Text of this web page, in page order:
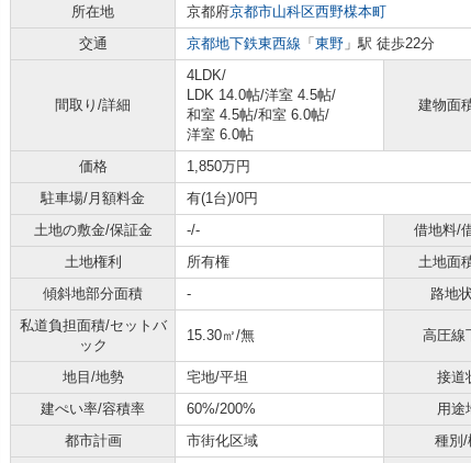
所在地 京都府京都市山科区西野楳本町
交通
京都地下鉄東西線 「 東野 」駅 徒歩22分
間取り/詳細
4LDK/
LDK 14.0帖/洋室 4.5帖/
和室 4.5帖/和室 6.0帖/
洋室 6.0帖
建物面
価格
1,850万円
駐車場/月額料金
有(1台)/0円
土地の敷金/保証金
-/- 借地料/
土地権利
所有権 土地面
傾斜地部分面積
- 路地
私道負担面積/セットバ
ック
15.30㎡/無 高圧線
地目/地勢 宅地/平坦 接道
建ぺい率/容積率
60%/200% 用途
都市計画
市街化区域 種別/